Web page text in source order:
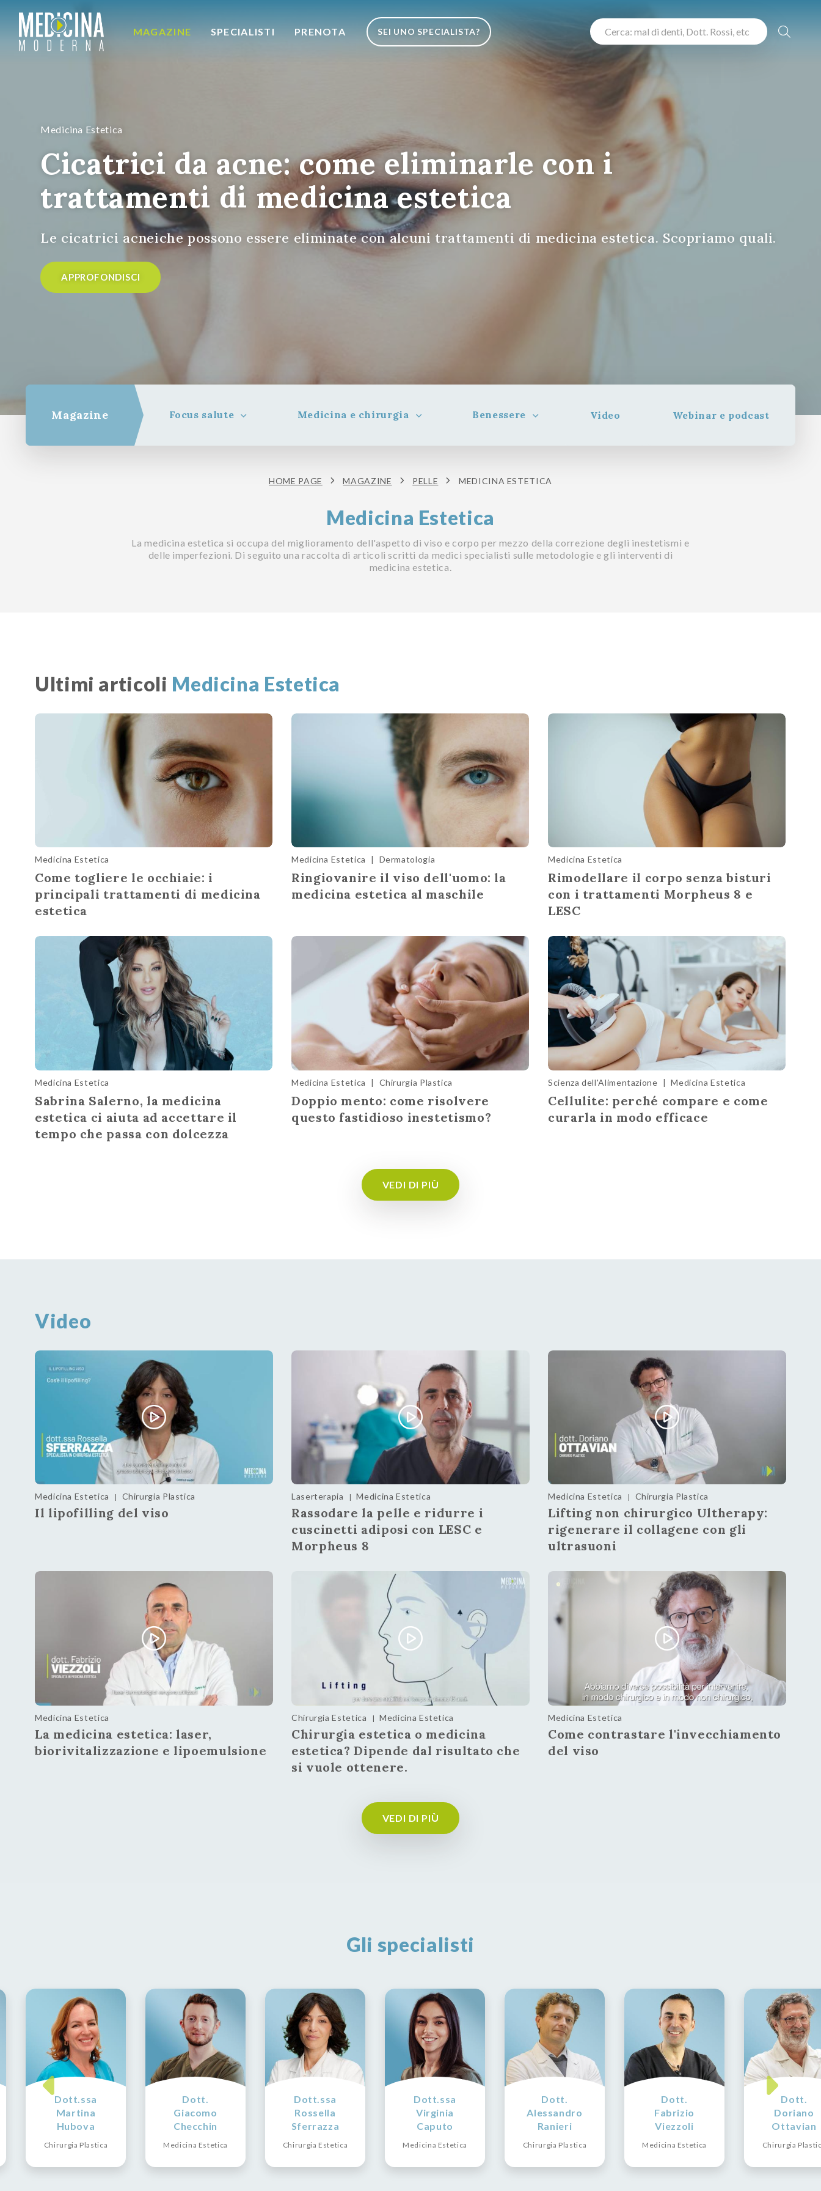
MAGAZINE SPECIALISTI PRENOTA SEI UNO SPECIALISTA?
Medicina Estetica
Cicatrici da acne: come eliminarle con i
trattamenti di medicina estetica
Le cicatrici acneiche possono essere eliminate con alcuni trattamenti di medicina estetica. Scopriamo quali.
APPROFONDISCI
Magazine Focus salute Medicina e chirurgia Benessere Video Webinar e podcast
HOME PAGE MAGAZINE PELLE MEDICINA ESTETICA
Medicina Estetica
La medicina estetica si occupa del miglioramento dell'aspetto di viso e corpo per mezzo della correzione degli inestetismi e
delle imperfezioni. Di seguito una raccolta di articoli scritti da medici specialisti sulle metodologie e gli interventi di
medicina estetica.
Ultimi articoli Medicina Estetica
Medicina Estetica
Come togliere le occhiaie: i
principali trattamenti di medicina
estetica
Medicina Estetica Dermatologia
Ringiovanire il viso dell'uomo: la
medicina estetica al maschile
Medicina Estetica
Rimodellare il corpo senza bisturi
con i trattamenti Morpheus 8 e
LESC
Medicina Estetica
Sabrina Salerno, la medicina
estetica ci aiuta ad accettare il
tempo che passa con dolcezza
Medicina Estetica | Chirurgia Plastica
Doppio mento: come risolvere
questo fastidioso inestetismo?
Scienza dell'Alimentazione | Medicina Estetica
Cellulite: perché compare e come
curarla in modo efficace
VEDI DI PIÙ
Video
Medicina Estetica | Chirurgia Plastica
Il lipofilling del viso
Laserterapia | Medicina Estetica
Rassodare la pelle e ridurre i
cuscinetti adiposi con LESC e
Morpheus 8
Medicina Estetica | Chirurgia Plastica
Lifting non chirurgico Ultherapy:
rigenerare il collagene con gli
ultrasuoni
Medicina Estetica
La medicina estetica: laser,
biorivitalizzazione e lipoemulsione
Chirurgia Estetica | Medicina Estetica
Chirurgia estetica o medicina
estetica? Dipende dal risultato che
si vuole ottenere.
Medicina Estetica
Come contrastare l'invecchiamento
del viso
VEDI DI PIÙ
Gli specialisti
Dott.ssa
Martina
Hubova
Chirurgia Plastica
Dott.
Giacomo
Checchin
Medicina Estetica
Dott.ssa
Rossella
Sferrazza
Chirurgia Estetica
Dott.ssa
Virginia
Caputo
Medicina Estetica
Dott.
Alessandro
Ranieri
Chirurgia Plastica
Dott.
Fabrizio
Viezzoli
Medicina Estetica
Dott.
Doriano
Ottavian
Chirurgia